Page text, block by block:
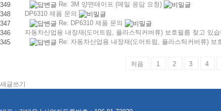
349
Re: 3M 양면테이프 (메일 응답 요청)
348
DP6310 제품 문의
347
Re: DP6310 제품 문의
346
자동차산업용 내장재(도어트림, 플라스틱커버류) 보호필름 찾고 있
345
Re: 자동차산업용 내장재(도어트림, 플라스틱커버류)
처음 1 2 3 4
새글쓰기